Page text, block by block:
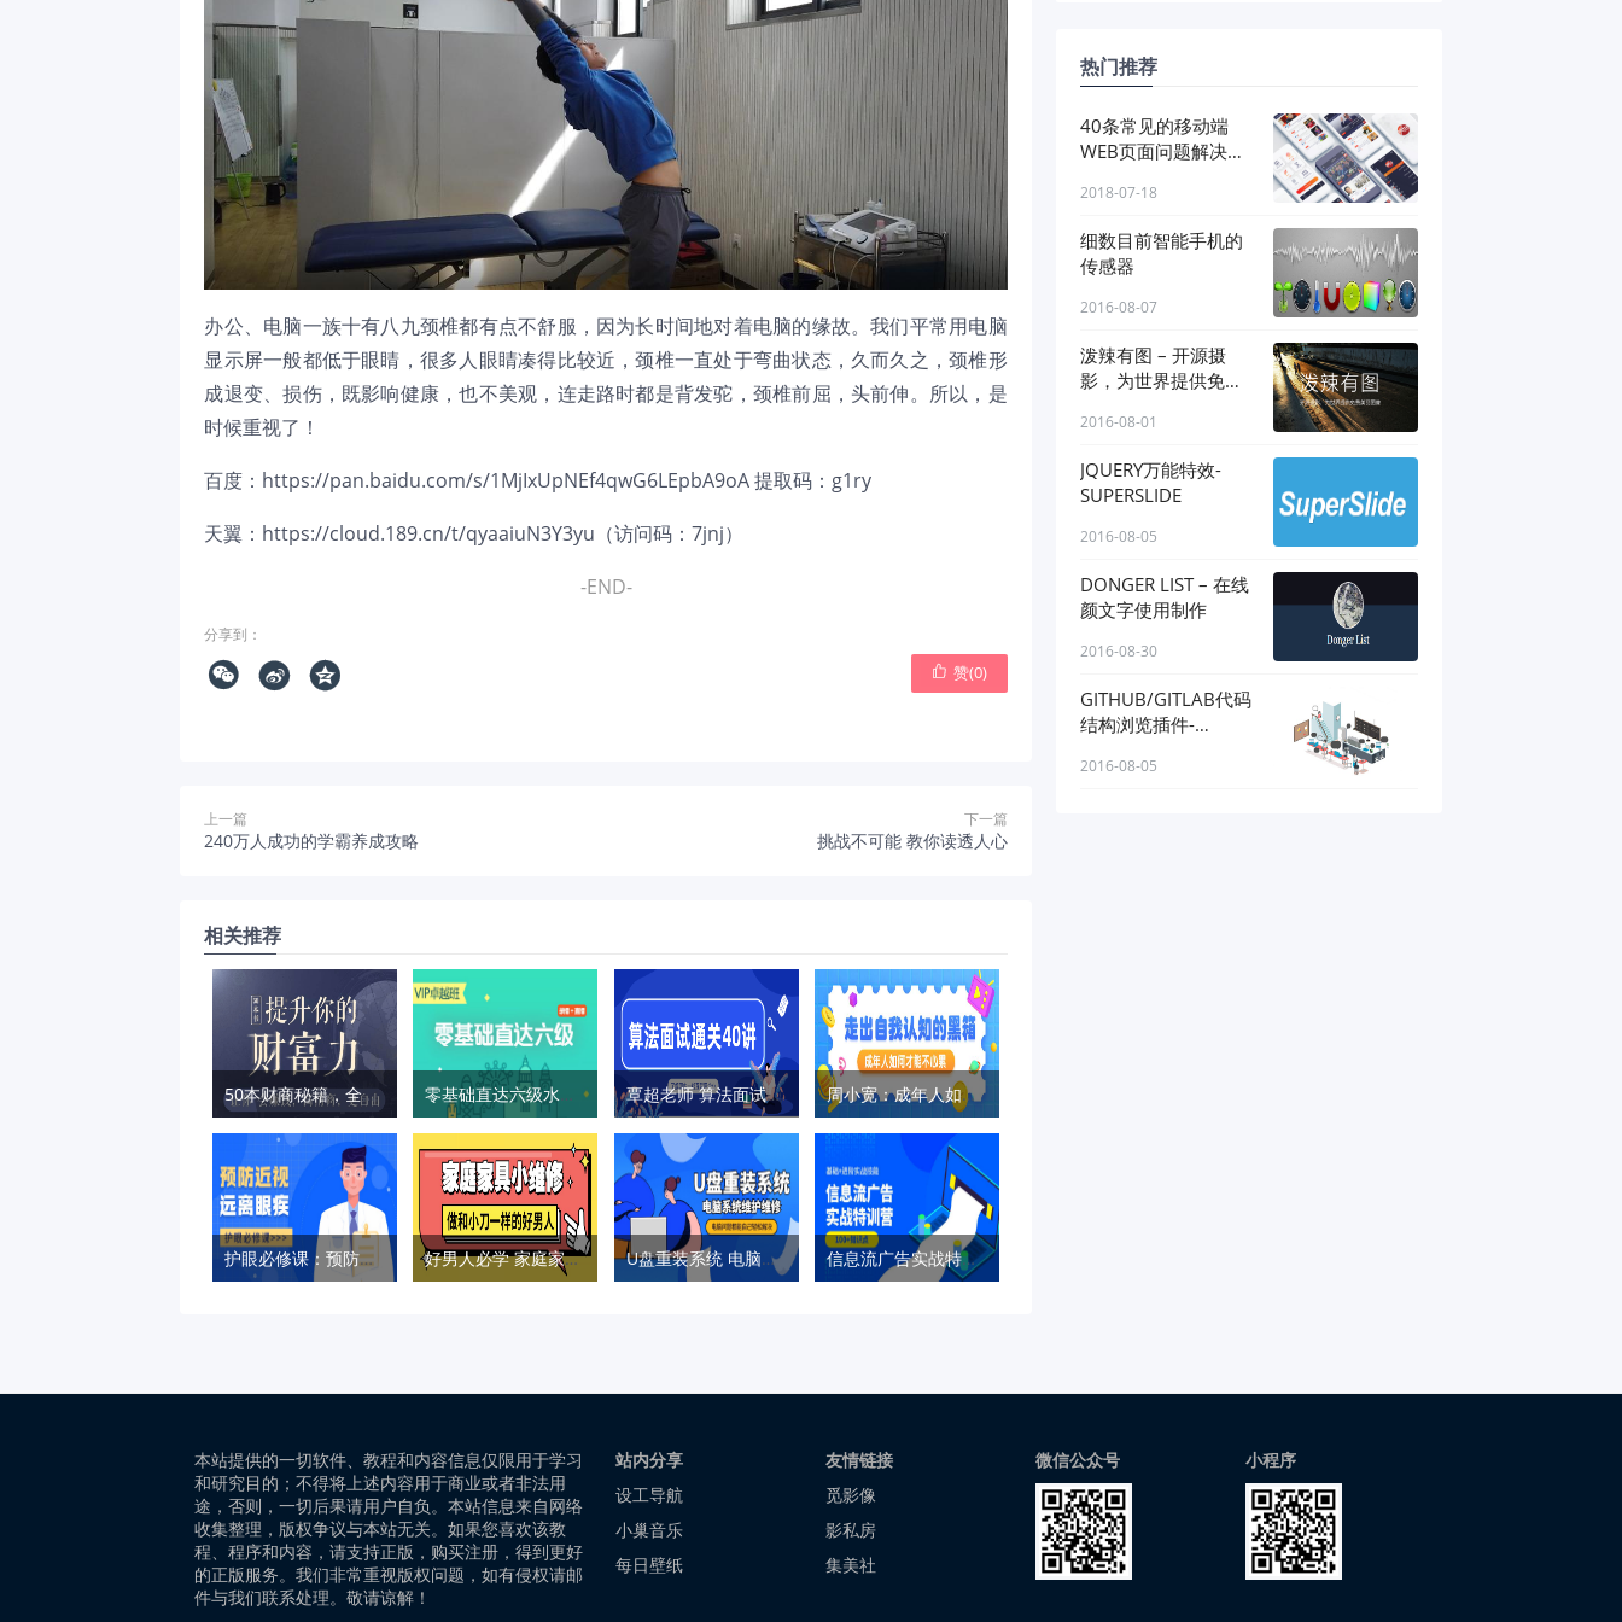
办公、电脑一族十有八九颈椎都有点不舒服，因为长时间地对着电脑的缘故。我们平常用电脑
显示屏一般都低于眼睛，很多人眼睛凑得比较近，颈椎一直处于弯曲状态，久而久之，颈椎形
成退变、损伤，既影响健康，也不美观，连走路时都是背发驼，颈椎前屈，头前伸。所以，是
时候重视了！
百度： https://pan.baidu.com/s/1MjIxUpNEf4qwG6LEpbA9oA提取码：g1ry
天翼： https://cloud.189.cn/t/qyaaiuN3Y3yu （访问码：7jnj）
-END-
分享到：
    赞(0)
上一篇
240万人成功的学霸养成攻略
下一篇
挑战不可能 教你读透人心
相关推荐
50本财商秘籍，全面提升你的财富力 零基础直达六级水平英语学习 覃超老师 算法面试通关40讲 周小宽：成年人如何才能不心累
护眼必修课：预防近视远离眼疾 好男人必学 家庭家具小维修 U盘重装系统 电脑系统维护 信息流广告实战特训营第37期
热门推荐
40条常见的移动端
WEB页面问题解决方
2018-07-18
细数目前智能手机的
传感器
2016-08-07
泼辣有图 – 开源摄
影，为世界提供免费
2016-08-01
JQUERY万能特效-
SUPERSLIDE
2016-08-05
DONGER LIST – 在线
颜文字使用制作
2016-08-30
GITHUB/GITLAB代码
结构浏览插件-
2016-08-05
本站提供的一切软件、教程和内容信息仅限用于学习
和研究目的；不得将上述内容用于商业或者非法用
途，否则，一切后果请用户自负。本站信息来自网络
收集整理，版权争议与本站无关。如果您喜欢该教
程、程序和内容，请支持正版，购买注册，得到更好
的正版服务。我们非常重视版权问题，如有侵权请邮
件与我们联系处理。敬请谅解！
站内分享
设工导航
小巢音乐
每日壁纸
友情链接
觅影像
影私房
集美社
微信公众号 小程序